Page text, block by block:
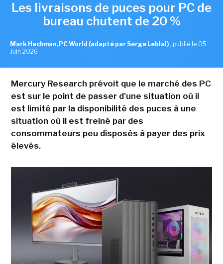
Les livraisons de puces pour PC de
bureau chutent de 20 %
Mark Hachman, PC World (adapté par Serge Leblal) , publié le 05
Juin 2026
Mercury Research prévoit que le marché des PC
est sur le point de passer d'une situation où il
est limité par la disponibilité des puces à une
situation où il est freiné par des
consommateurs peu disposés à payer des prix
élevés.